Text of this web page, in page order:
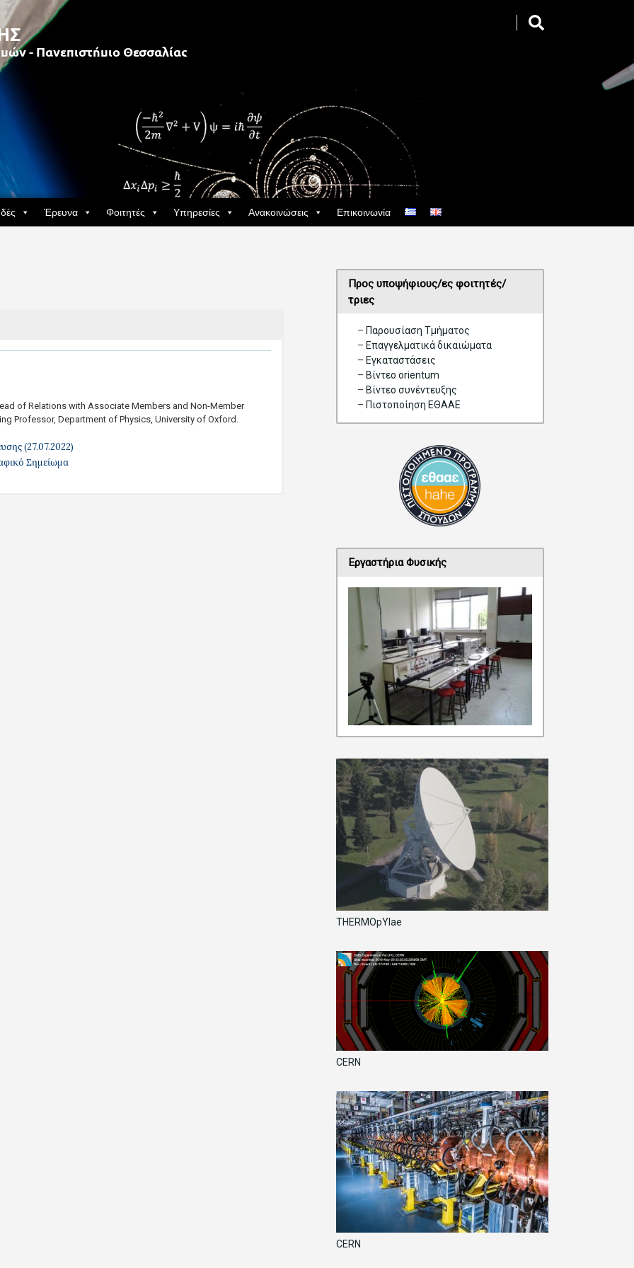
Έρευνα Φοιτητές Υπηρεσίες Ανακοινώσεις Επικοινωνία
of Relations with Associate Members and Non-Member
Professor, Department of Physics, University of Oxford.
(27.07.2022)
Σημείωμα
Προς υποψήφιους/ες φοιτητές/
τριες
– Παρουσίαση Τμήματος
– Επαγγελματικά δικαιώματα
– Eγκαταστάσεις
– Βίντεο orientum
– Bίντεο συνέντευξης
– Πιστοποίηση ΕΘΑΑΕ
Εργαστήρια Φυσικής
THERMOpYlae
CERN
CERN